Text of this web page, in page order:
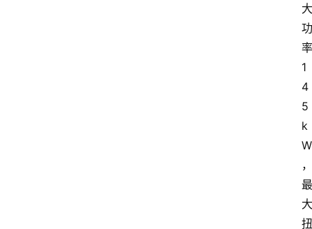
大
功
率
1
4
5
k
W
，
最
大
扭